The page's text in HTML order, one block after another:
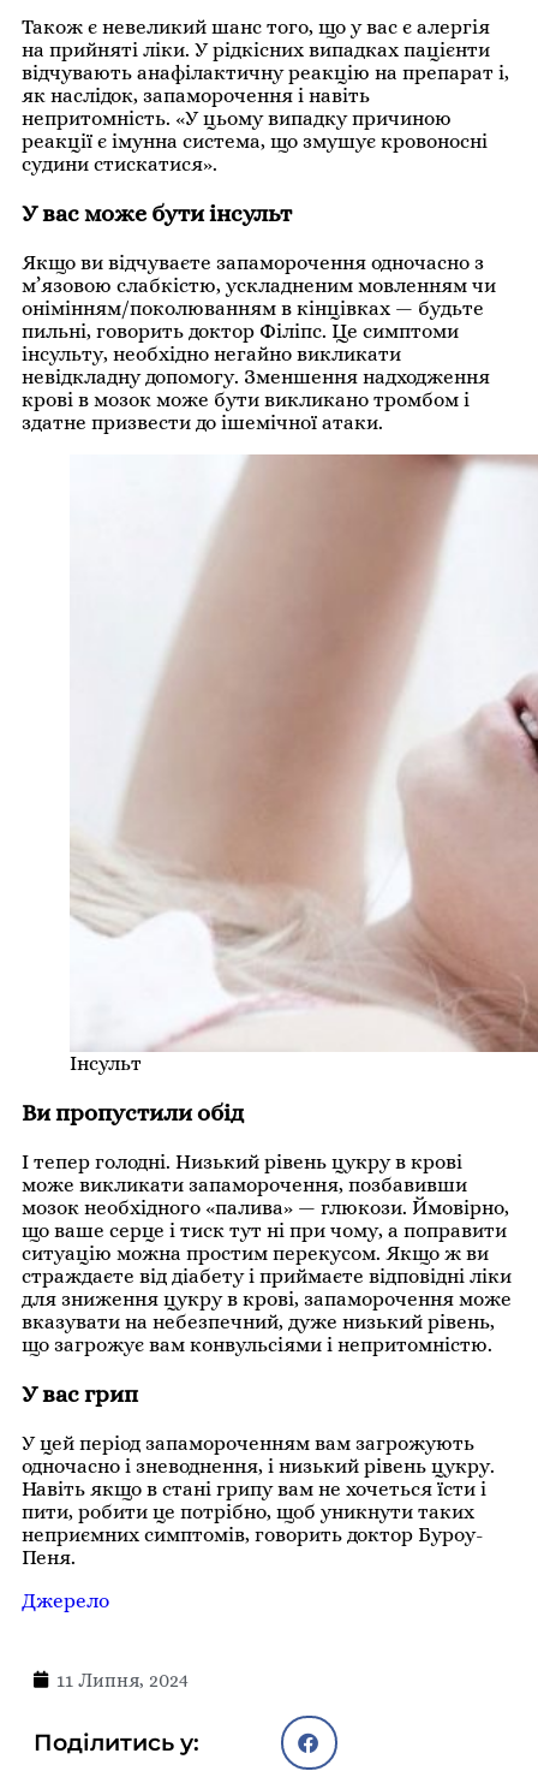
Також є невеликий шанс того, що у вас є алергія
на прийняті ліки. У рідкісних випадках пацієнти
відчувають анафілактичну реакцію на препарат і,
як наслідок, запаморочення і навіть
непритомність. «У цьому випадку причиною
реакції є імунна система, що змушує кровоносні
судини стискатися».
У вас може бути інсульт
Якщо ви відчуваєте запаморочення одночасно з
м’язовою слабкістю, ускладненим мовленням чи
онімінням/поколюванням в кінцівках — будьте
пильні, говорить доктор Філіпс. Це симптоми
інсульту, необхідно негайно викликати
невідкладну допомогу. Зменшення надходження
крові в мозок може бути викликано тромбом і
здатне призвести до ішемічної атаки.
Інсульт
Ви пропустили обід
І тепер голодні. Низький рівень цукру в крові
може викликати запаморочення, позбавивши
мозок необхідного «палива» — глюкози. Ймовірно,
що ваше серце і тиск тут ні при чому, а поправити
ситуацію можна простим перекусом. Якщо ж ви
страждаєте від діабету і приймаєте відповідні ліки
для зниження цукру в крові, запаморочення може
вказувати на небезпечний, дуже низький рівень,
що загрожує вам конвульсіями і непритомністю.
У вас грип
У цей період запамороченням вам загрожують
одночасно і зневоднення, і низький рівень цукру.
Навіть якщо в стані грипу вам не хочеться їсти і
пити, робити це потрібно, щоб уникнути таких
неприємних симптомів, говорить доктор Буроу-
Пеня.
Джерело
11 Липня, 2024
Поділитись у: